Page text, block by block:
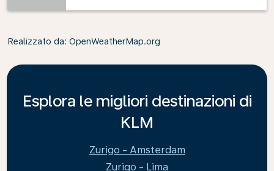
Realizzato da: OpenWeatherMap.org
Esplora le migliori destinazioni di
KLM
Zurigo - Amsterdam
Zurigo - Lima